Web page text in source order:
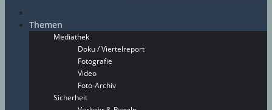
Themen
Mediathek
Doku / Viertelreport
Fotografie
Video
Foto-Archiv
Sicherheit